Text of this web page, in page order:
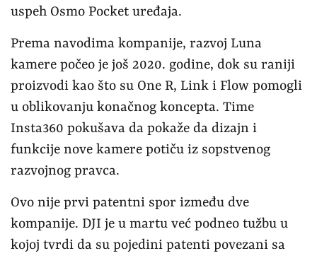
uspeh Osmo Pocket uređaja.
Prema navodima kompanije, razvoj Luna
kamere počeo je još 2020. godine, dok su raniji
proizvodi kao što su One R, Link i Flow pomogli
u oblikovanju konačnog koncepta. Time
Insta360 pokušava da pokaže da dizajn i
funkcije nove kamere potiču iz sopstvenog
razvojnog pravca.
Ovo nije prvi patentni spor između dve
kompanije. DJI je u martu već podneo tužbu u
kojoj tvrdi da su pojedini patenti povezani sa